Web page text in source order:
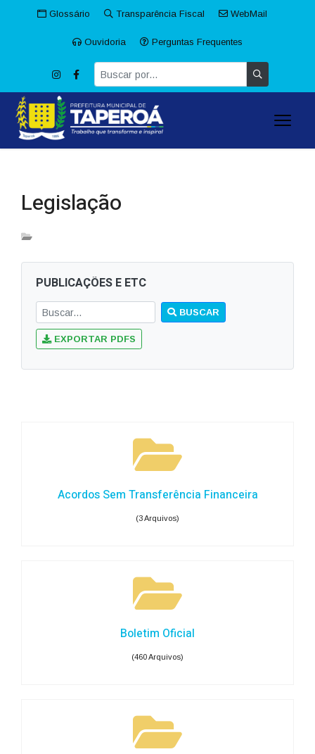
Glossário Transparência Fiscal WebMail
Ouvidoria Perguntas Frequentes
Legislação
PUBLICAÇÕES E ETC
BUSCAR
EXPORTAR PDFS
Acordos Sem Transferência Financeira
(3 Arquivos)
Boletim Oficial
(460 Arquivos)